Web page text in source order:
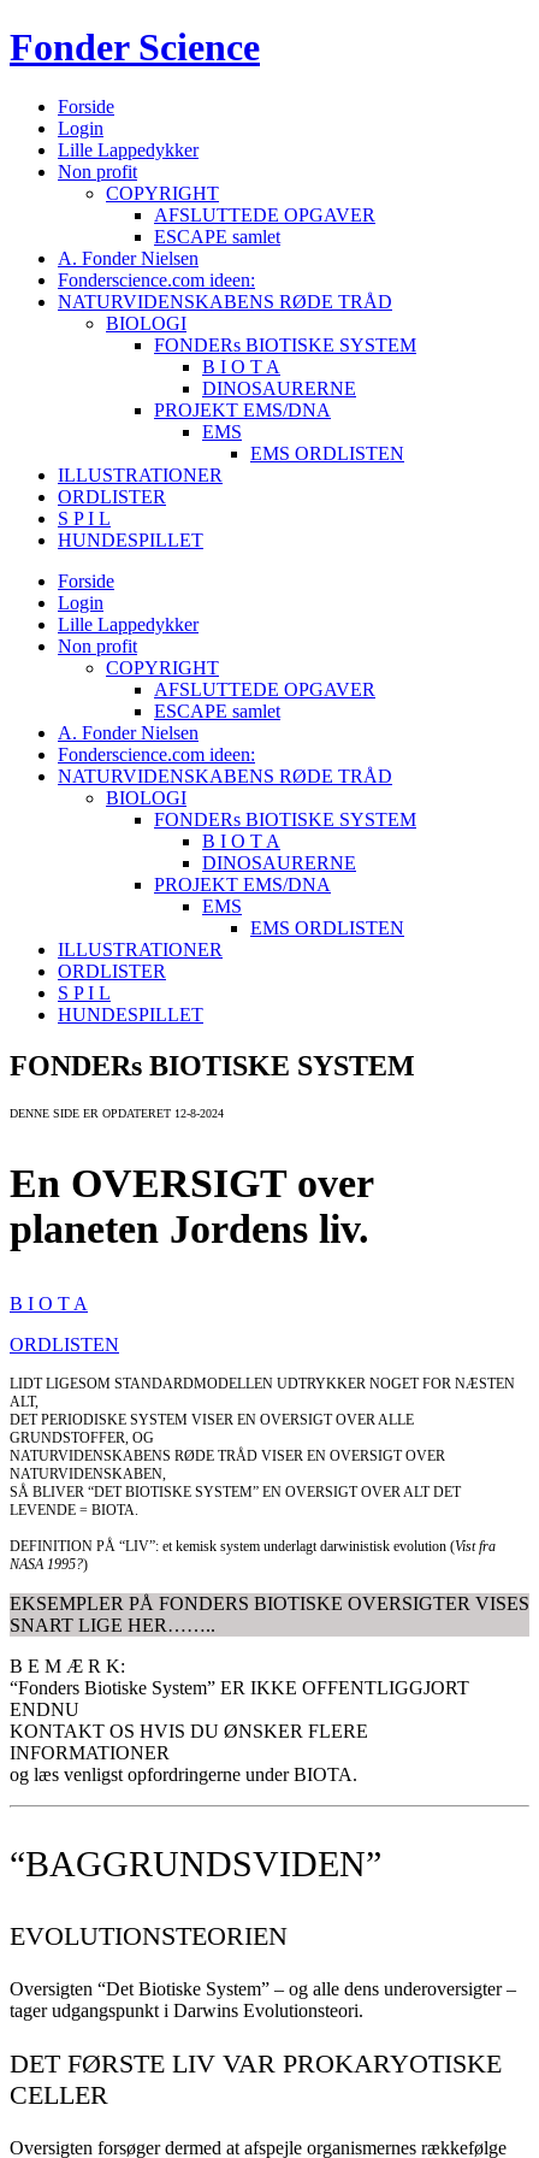
FonderScience
Forside
Login
Lille Lappedykker
Non profit
COPYRIGHT
AFSLUTTEDE OPGAVER
ESCAPE samlet
A. Fonder Nielsen
Fonderscience.com ideen:
NATURVIDENSKABENS RØDE TRÅD
BIOLOGI
FONDERs BIOTISKE SYSTEM
B I O T A
DINOSAURERNE
PROJEKT EMS/DNA
EMS
EMS ORDLISTEN
ILLUSTRATIONER
ORDLISTER
S P I L
HUNDESPILLET
Forside
Login
Lille Lappedykker
Non profit
COPYRIGHT
AFSLUTTEDE OPGAVER
ESCAPE samlet
A. Fonder Nielsen
Fonderscience.com ideen:
NATURVIDENSKABENS RØDE TRÅD
BIOLOGI
FONDERs BIOTISKE SYSTEM
B I O T A
DINOSAURERNE
PROJEKT EMS/DNA
EMS
EMS ORDLISTEN
ILLUSTRATIONER
ORDLISTER
S P I L
HUNDESPILLET
FONDERs BIOTISKE SYSTEM
DENNE SIDE ER OPDATERET 12-8-2024
En OVERSIGT over
planeten Jordens liv.
B I O T A
ORDLISTEN
LIDT LIGESOM STANDARDMODELLEN UDTRYKKER NOGET FOR NÆSTEN
ALT,
DET PERIODISKE SYSTEM VISER EN OVERSIGT OVER ALLE
GRUNDSTOFFER, OG
NATURVIDENSKABENS RØDE TRÅD VISER EN OVERSIGT OVER
NATURVIDENSKABEN,
SÅ BLIVER “DET BIOTISKE SYSTEM” EN OVERSIGT OVER ALT DET
LEVENDE = BIOTA.
DEFINITION PÅ “LIV”: et kemisk system underlagt darwinistisk evolution (Vist fra
NASA 1995?)
EKSEMPLER PÅ FONDERS BIOTISKE OVERSIGTER VISES
SNART LIGE HER……..
B E M Æ R K:
“Fonders Biotiske System” ER IKKE OFFENTLIGGJORT
ENDNU
KONTAKT OS HVIS DU ØNSKER FLERE
INFORMATIONER
og læs venligst opfordringerne under BIOTA.
“BAGGRUNDSVIDEN”
EVOLUTIONSTEORIEN
Oversigten “Det Biotiske System” – og alle dens underoversigter –
tager udgangspunkt i Darwins Evolutionsteori.
DET FØRSTE LIV VAR PROKARYOTISKE
CELLER
Oversigten forsøger dermed at afspejle organismernes rækkefølge